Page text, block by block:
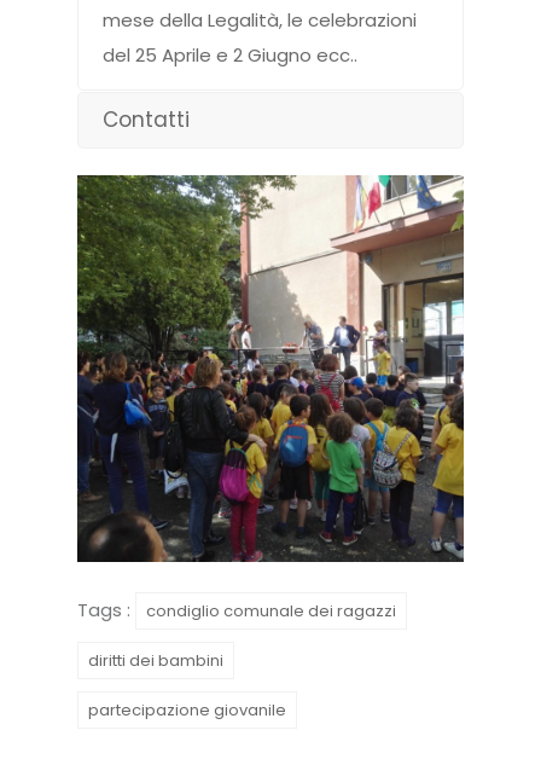
mese della Legalità, le celebrazioni
del 25 Aprile e 2 Giugno ecc..
Contatti
Tags : condiglio comunale dei ragazzi
diritti dei bambini
partecipazione giovanile